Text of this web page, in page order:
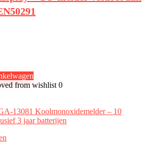
from wishlist 0